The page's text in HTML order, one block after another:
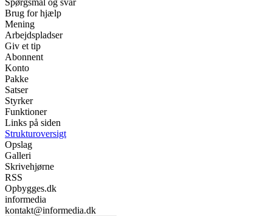
Brug for hjælp
Mening
Arbejdspladser
Giv et tip
Abonnent
Konto
Pakke
Satser
Styrker
Funktioner
Links på siden
Strukturoversigt
Opslag
Galleri
Skrivehjørne
RSS
Opbygges.dk
informedia
kontakt@informedia.dk